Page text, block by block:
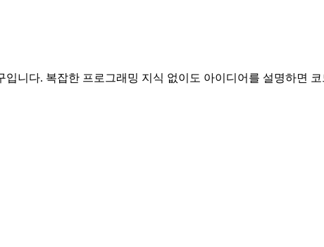
니다. 복잡한 프로그래밍 지식 없이도 아이디어를 설명하면